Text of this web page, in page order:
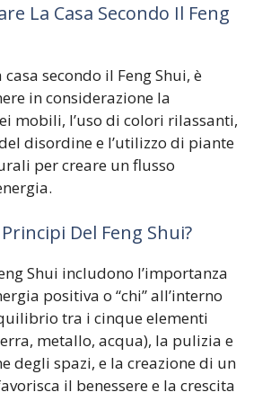
La Casa Secondo Il Feng
secondo il Feng Shui, è
in considerazione la
mobili, l’uso di colori rilassanti,
disordine e l’utilizzo di piante
per creare un flusso
Del Feng Shui?
Shui includono l’importanza
positiva o “chi” all’interno
tra i cinque elementi
metallo, acqua), la pulizia e
degli spazi, e la creazione di un
il benessere e la crescita